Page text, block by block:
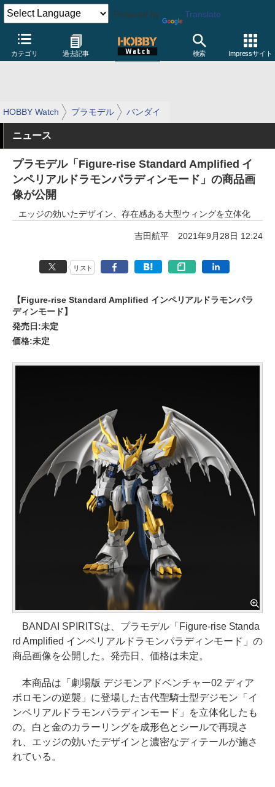
Powered by Translate
カテゴリ 過去記事 検索 Impressサイト
HOBBY Watch プラモデル バンダイ
ニュース
プラモデル「Figure-rise Standard Amplified イ
ンペリアルドラモンパラディンモード」の商品画
像が公開
エッジの効いたデザイン、存在感ある大型ウィングを立体化
吉田航平 2021年9月28日 12:24
リスト
【Figure-rise Standard Amplified インペリアルドラモンパラ
ディンモード】
発売日:未定
価格:未定
BANDAI SPIRITSは、プラモデル「Figure-rise Standa
rd Amplified インペリアルドラモンパラディンモード」の
商品画像を公開した。発売日、価格は未定。
本商品は「劇場版 デジモンアドベンチャー02 ディア
ボロモンの逆襲」に登場した古代聖騎士型デジモン「イ
ンペリアルドラモンパラディンモード」を立体化したも
の。白と金のカラーリングを成形色とシールで再現さ
れ、エッジの効いたデザインと濃密なディテールが施さ
れている。